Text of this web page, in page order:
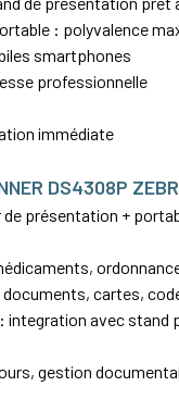
: polyvalence
smartphones
professionnelle
immédiate
DS4308P
de présentation +
documents, cartes,
: integration avec stand
gestion